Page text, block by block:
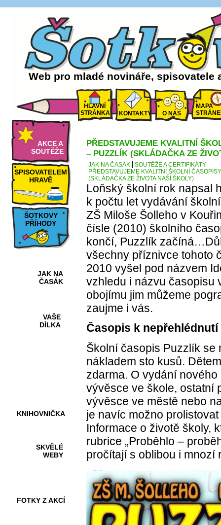
Web pro mladé novináře, spisovatele
HLAVNÍ
STRÁNKA
KONTAKTY O NÁS
MAPA
AKCE A
SOUTĚŽE
SPISOVATELEM
HRAVĚ
ŠOTKOVY
PŘÍHODY
JAK NA
ČASÁK
VAŠE
DÍLKA
KNIHOVNIČKA
SKVĚLÉ
WEBY
FOTKY Z AKCÍ
PŘEDSTAVUJEME KVALITNÍ
– PUZZLÍK (SKLÁDAČKA ZE
JAK NA ČASÁK
SOUTĚŽE A CERTIFIKÁTY
PŘEDSTAVUJEME KVALITNÍ ŠKOLNÍ
(SKLÁDAČKA ZE ŽIVOTA NAŠÍ ŠKOLY)
Loňský školní rok napsal
k počtu let vydávání
ZŠ Miloše Šolleho v
čísle (2010) školního
končí, Puzzlík
všechny příznivce tohoto
2010 vyšel pod názvem
vzhledu i názvu časopisu
obojímu jim můžeme
zaujme i vás.
Časopis k nepřehlédnutí
Školní časopis Puzzlík se
nákladem sto kusů.
zdarma. O vydání
vývěsce ve škole, ostatní
vývěsce ve městě nebo
je navíc možno
Informace o životě školy,
rubrice „Proběhlo –
pročítají s oblibou i mnozí